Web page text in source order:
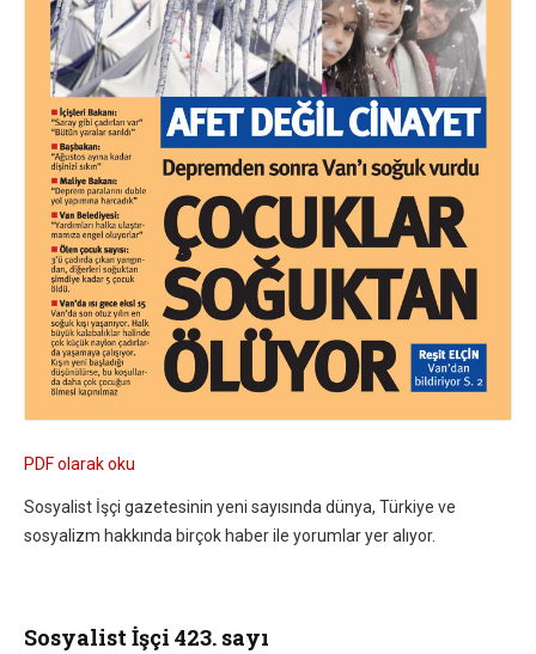
PDF olarak oku
Sosyalist İşçi gazetesinin yeni sayısında dünya, Türkiye ve
sosyalizm hakkında birçok haber ile yorumlar yer alıyor.
Sosyalist İşçi 423. sayı